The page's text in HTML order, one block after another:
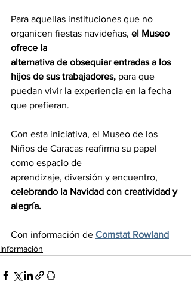
Para aquellas instituciones que no
organicen fiestas navideñas, el Museo
ofrece la
alternativa de obsequiar entradas a los
hijos de sus trabajadores, para que
puedan vivir la experiencia en la fecha
que prefieran.
Con esta iniciativa, el Museo de los
Niños de Caracas reafirma su papel
como espacio de
aprendizaje, diversión y encuentro,
celebrando la Navidad con creatividad y
alegría.
Con información de Comstat Rowland
Información